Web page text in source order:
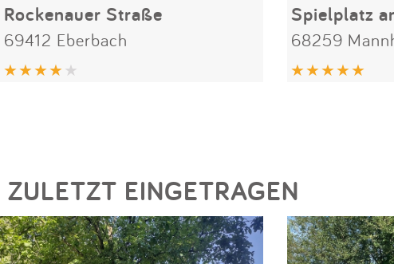
Rockenauer Straße
69412 Eberbach 68259
ZULETZT EINGETRAGEN